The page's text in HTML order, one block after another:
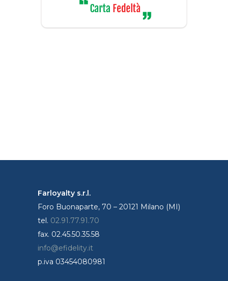
Farloyalty s.r.l.
Foro Buonaparte, 70 – 20121 Milano (MI)
tel. 02.91.77.91.70
fax. 02.45.50.35.58
info@efidelity.it
p.iva 03454080981